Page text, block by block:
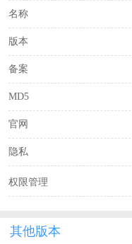
名称
版本
备案
MD5
官网
隐私
权限管理
其他版本